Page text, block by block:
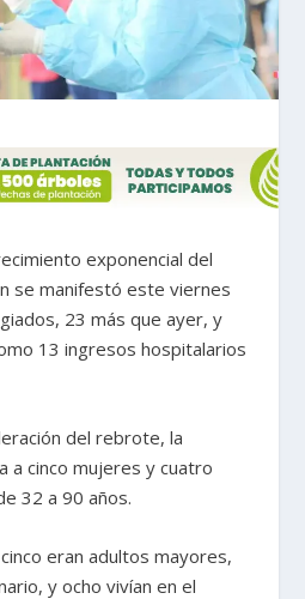
exponencial del
se manifestó este viernes
23 más que ayer, y
13 ingresos hospitalarios
del rebrote, la
a cinco mujeres y cuatro
32 a 90 años.
eran adultos mayores,
y ocho vivían en el